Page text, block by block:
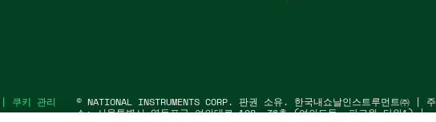
| 쿠키 관리 © NATIONAL INSTRUMENTS CORP. 판권 소유. 한국내쇼날인스트루먼트㈜ | 주
소: 서울특별시 영등포구 여의대로 108, 36층 (여의도동, 파크원 타워1) |